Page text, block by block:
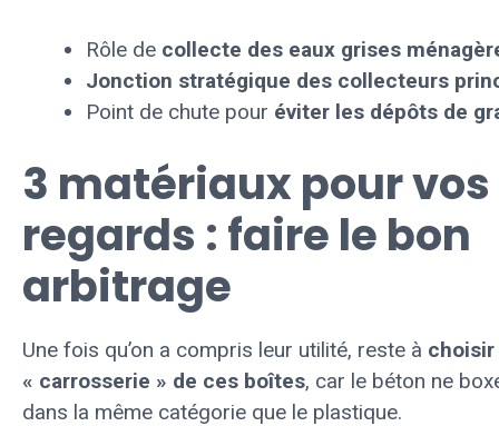
Rôle de collecte des eaux grises
Jonction stratégique des collecteurs
Point de chute pour éviter les dépôts de
3 matériaux pour vos
regards : faire le bon
arbitrage
Une fois qu’on a compris leur utilité, reste à choisir
« carrosserie » de ces boîtes, car le béton ne
dans la même catégorie que le plastique.